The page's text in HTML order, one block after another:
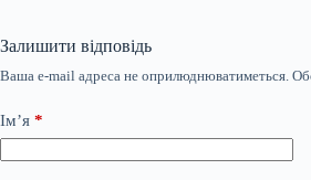
Залишити відповідь
Ваша e-mail адреса не оприлюднюватиметься.
Ім’я *